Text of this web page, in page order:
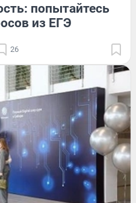
попытайтесь
из ЕГЭ
26